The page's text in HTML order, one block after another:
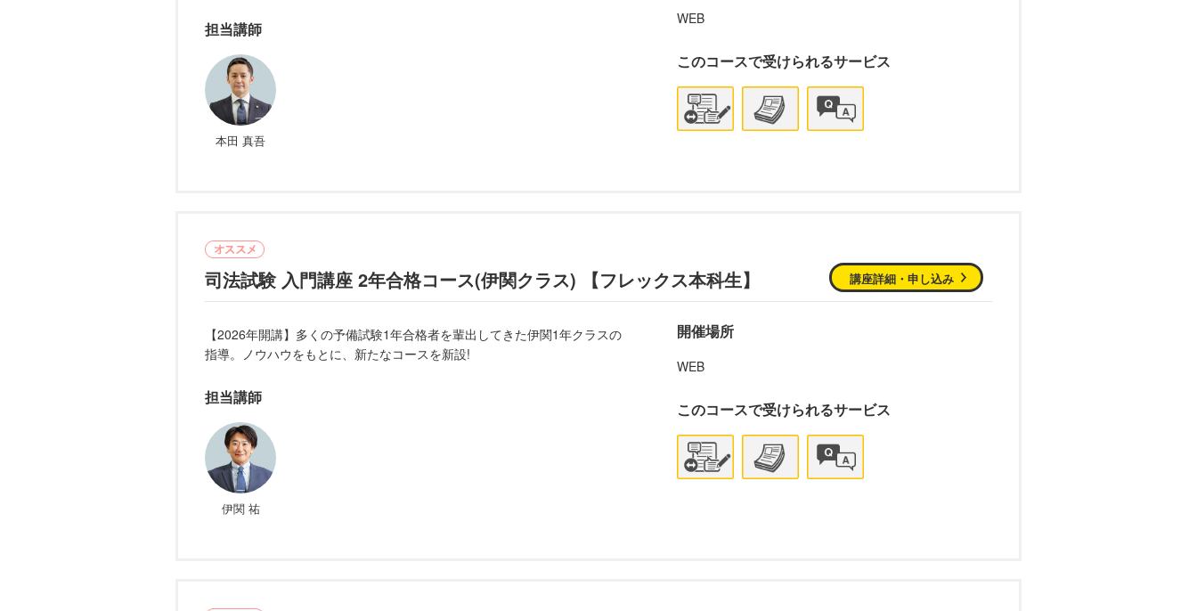
担当講師
本田 真吾
WEB
このコースで受けられるサービス
司法試験 入門講座 2年合格コース(伊関クラス) 【フレックス本科生】 講座詳細・申し込み
【2026年開講】多くの予備試験1年合格者を輩出してきた伊関1年クラスの
指導。ノウハウをもとに、新たなコースを新設!
担当講師
伊関 祐
開催場所
WEB
このコースで受けられるサービス